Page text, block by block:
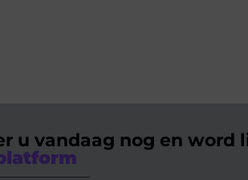
u vandaag nog en word